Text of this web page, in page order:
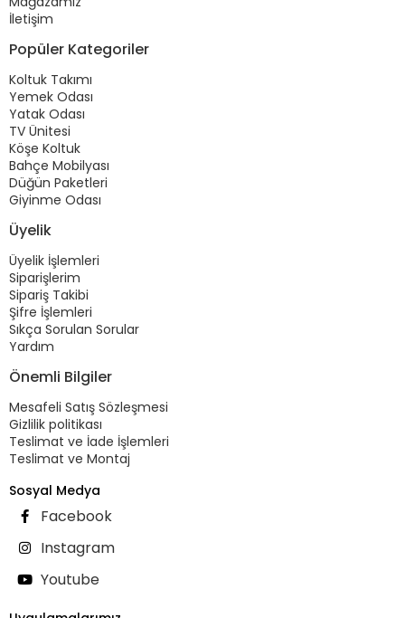
İletişim
Popüler Kategoriler
Koltuk Takımı
Yemek Odası
Yatak Odası
TV Ünitesi
Köşe Koltuk
Bahçe Mobilyası
Düğün Paketleri
Giyinme Odası
Üyelik
Üyelik İşlemleri
Siparişlerim
Sipariş Takibi
Şifre İşlemleri
Sıkça Sorulan Sorular
Yardım
Önemli Bilgiler
Mesafeli Satış Sözleşmesi
Gizlilik politikası
Teslimat ve İade İşlemleri
Teslimat ve Montaj
Sosyal Medya
Facebook
Instagram
Youtube